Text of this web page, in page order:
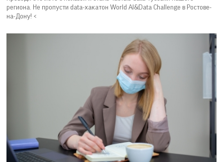
региона. Не пропусти data-хакатон World AI&Data Challenge в Ростове-
на-Дону! <